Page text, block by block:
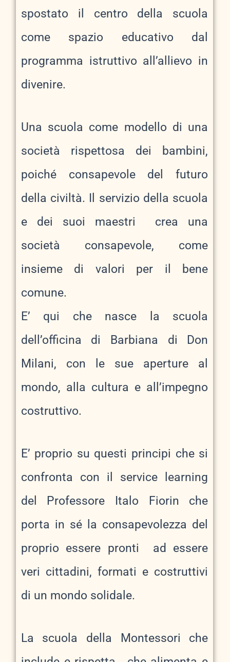
spostato il centro della scuola
come spazio educativo dal
programma istruttivo all’allievo in
divenire.
Una scuola come modello di una
società rispettosa dei bambini,
poiché consapevole del futuro
della civiltà. Il servizio della scuola
e dei suoi maestri crea una
società consapevole, come
insieme di valori per il bene
comune.
E’ qui che nasce la scuola
dell’officina di Barbiana di Don
Milani, con le sue aperture al
mondo, alla cultura e all’impegno
costruttivo.
E’ proprio su questi principi che si
confronta con il service learning
del Professore Italo Fiorin che
porta in sé la consapevolezza del
proprio essere pronti ad essere
veri cittadini, formati e costruttivi
di un mondo solidale.
La scuola della Montessori che